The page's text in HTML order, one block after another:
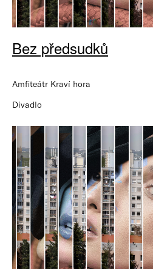
Bez předsudků
Amfiteátr Kraví hora
Divadlo